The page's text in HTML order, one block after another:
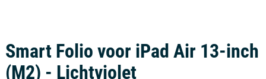
Smart Folio voor iPad Air 13-inch
(M2) - Lichtviolet